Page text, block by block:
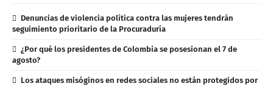
Denuncias de violencia política contra las mujeres tendrán
seguimiento prioritario de la Procuraduría
¿Por qué los presidentes de Colombia se posesionan el 7 de
agosto?
Los ataques misóginos en redes sociales no están protegidos por